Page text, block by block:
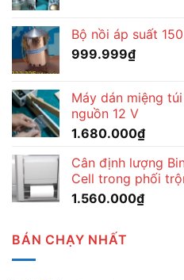
Bộ nồi áp suất
999.999₫
Máy dán miệng
nguồn 12 V
1.680.000₫
Cân định lượng
Cell trong phối
1.560.000₫
BÁN CHẠY NHẤT